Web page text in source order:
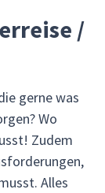
/
gerne was
Wo
Zudem
Alles